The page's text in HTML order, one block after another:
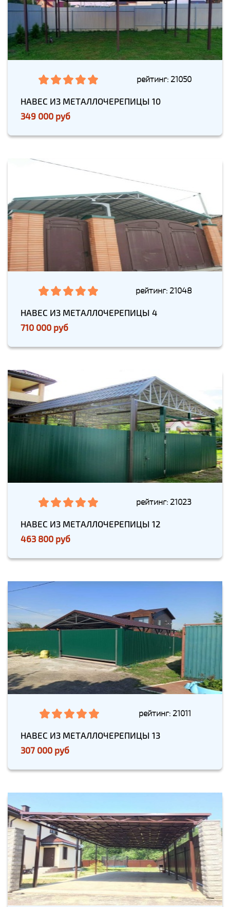
рейтинг: 21050
НАВЕС ИЗ МЕТАЛЛОЧЕРЕПИЦЫ 10
349 000 руб
рейтинг: 21048
НАВЕС ИЗ МЕТАЛЛОЧЕРЕПИЦЫ 4
710 000 руб
рейтинг: 21023
НАВЕС ИЗ МЕТАЛЛОЧЕРЕПИЦЫ 12
463 800 руб
рейтинг: 21011
НАВЕС ИЗ МЕТАЛЛОЧЕРЕПИЦЫ 13
307 000 руб